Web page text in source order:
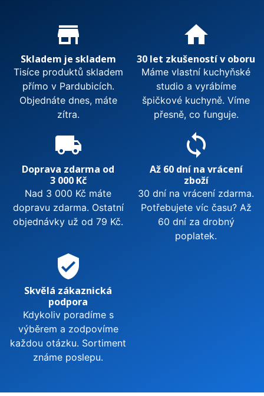
Proč nakupovat u nás?
store_mall_directory
Skladem je skladem
Tisíce produktů skladem
přímo v Pardubicích.
Objednáte dnes, máte
zítra.
home
30 let zkušeností v oboru
Máme vlastní kuchyňské
studio a vyrábíme
špičkové kuchyně. Víme
přesně, co funguje.
local_shipping
Doprava zdarma od
3 000 Kč
Nad 3 000 Kč máte
dopravu zdarma. Ostatní
objednávky už od 79 Kč.
sync
Až 60 dní na vrácení
zboží
30 dní na vrácení zdarma.
Potřebujete víc času? Až
60 dní za drobný
poplatek.
verified_user
Skvělá zákaznická
podpora
Kdykoliv poradíme s
výběrem a zodpovíme
každou otázku. Sortiment
známe poslepu.